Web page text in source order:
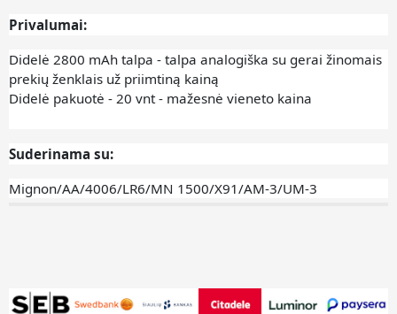
Privalumai:
Didelė 2800 mAh talpa - talpa analogiška su gerai žinomais
prekių ženklais už priimtiną kainą
Didelė pakuotė - 20 vnt - mažesnė vieneto kaina
Suderinama su:
Mignon/AA/4006/LR6/MN 1500/X91/AM-3/UM-3